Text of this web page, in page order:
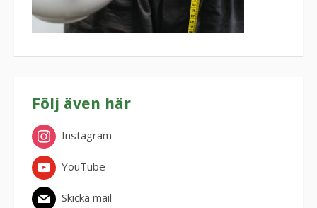
Följ även här
Instagram
YouTube
Skicka mail